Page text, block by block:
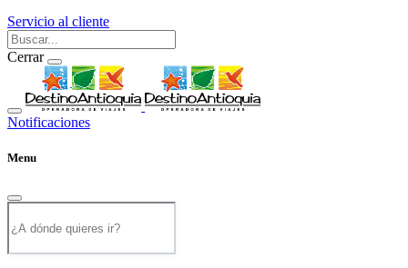
Servicio al cliente
Cerrar
Notificaciones
Menu